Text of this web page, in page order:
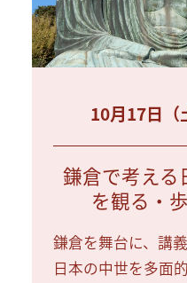
10月17日（
鎌倉で考える
を観る・
鎌倉を舞台に、講
日本の中世を多面